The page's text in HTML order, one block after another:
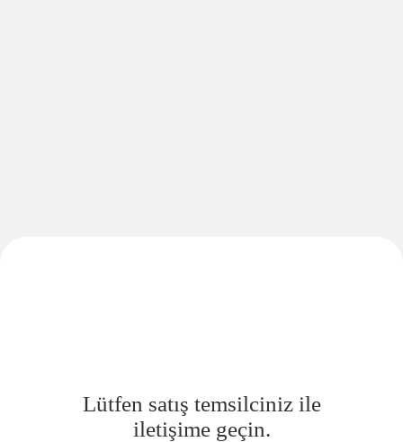
Lütfen satış temsilciniz ile
iletişime geçin.